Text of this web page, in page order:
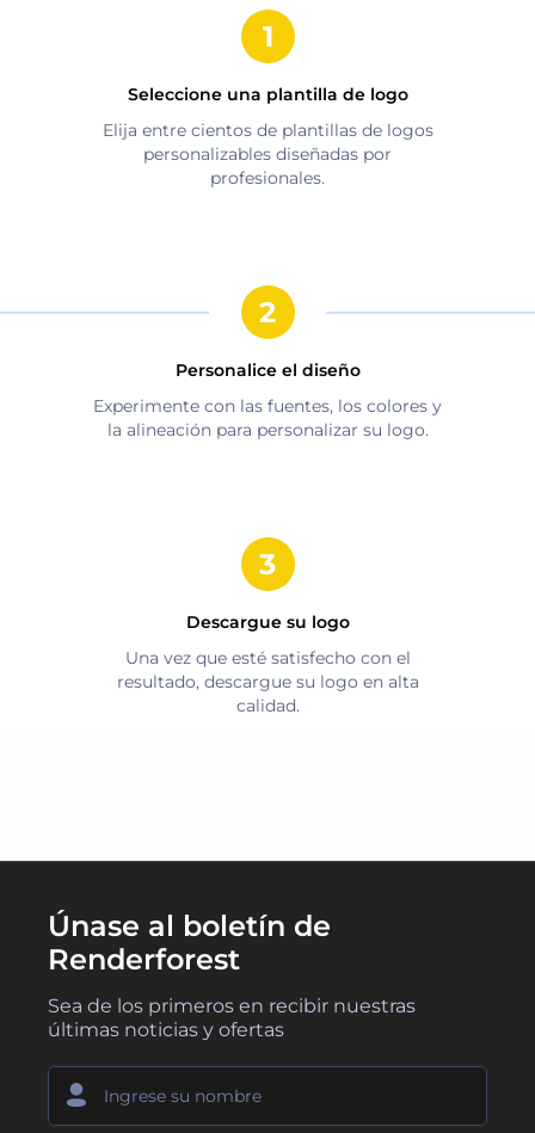
Seleccione una plantilla de logo
Elija entre cientos de plantillas de logos
personalizables diseñadas por
profesionales.
Personalice el diseño
Experimente con las fuentes, los colores y
la alineación para personalizar su logo.
Descargue su logo
Una vez que esté satisfecho con el
resultado, descargue su logo en alta
calidad.
Únase al boletín de
Renderforest
Sea de los primeros en recibir nuestras
últimas noticias y ofertas